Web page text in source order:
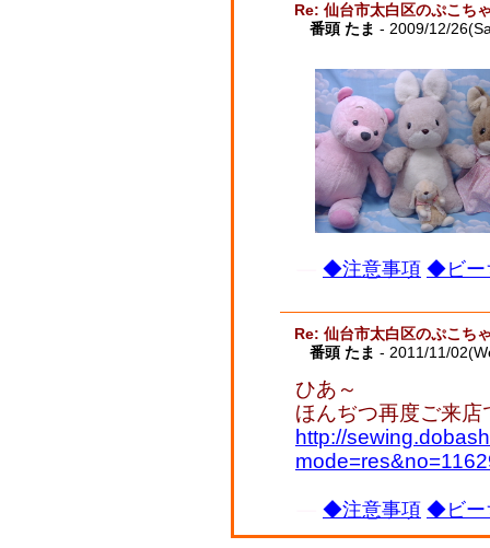
Re: 仙台市太白区のぷこち
番頭 たま - 2009/12/
◆注意事項 ◆ビー
Re: 仙台市太白区のぷこち
番頭 たま - 2011/11/
ひあ～
ほんぢつ再度ご来
http://
◆注意事項 ◆ビー